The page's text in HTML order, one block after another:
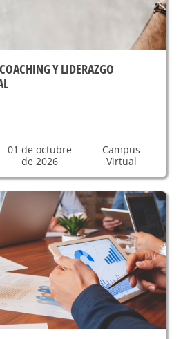
Y LIDERAZGO
01 de octubre
de 2026
Campus
Virtual